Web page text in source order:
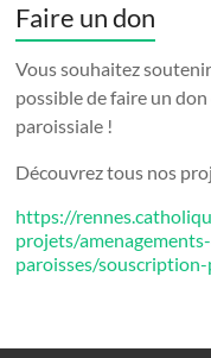
Faire un don
Vous souhaitez
possible de faire un
paroissiale !
Découvrez tous nos
https://
projets/
paroisses/